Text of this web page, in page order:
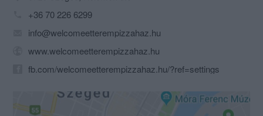
+36 70 226 6299
info@welcomeetterempizzahaz.hu
www.welcomeetterempizzahaz.hu
fb.com/welcomeetterempizzahaz.hu/?ref=settings